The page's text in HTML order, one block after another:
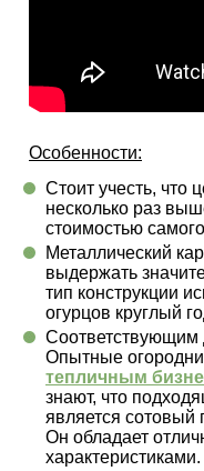
Особенности:
Стоит учесть, что
несколько раз
стоимостью
Металлический
выдержать
тип конструкции
огурцов круглый
Соответствующим
Опытные
тепличным
знают, что
является сотовый
Он обладает
характеристиками.